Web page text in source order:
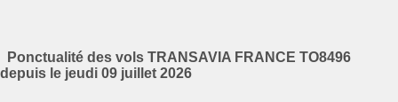
Ponctualité des vols TRANSAVIA FRANCE TO8496
depuis le jeudi 09 juillet 2026